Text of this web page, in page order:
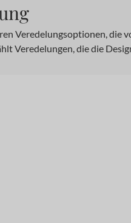
Veredelungsoptionen, die
Veredelungen, die die